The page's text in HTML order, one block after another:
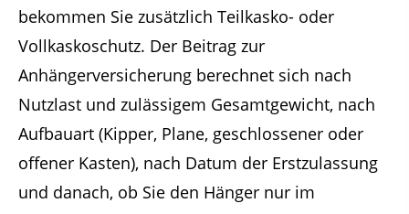
bekommen Sie zusätzlich Teilkasko- oder
Vollkaskoschutz. Der Beitrag zur
Anhängerversicherung berechnet sich nach
Nutzlast und zulässigem Gesamtgewicht, nach
Aufbauart (Kipper, Plane, geschlossener oder
offener Kasten), nach Datum der Erstzulassung
und danach, ob Sie den Hänger nur im